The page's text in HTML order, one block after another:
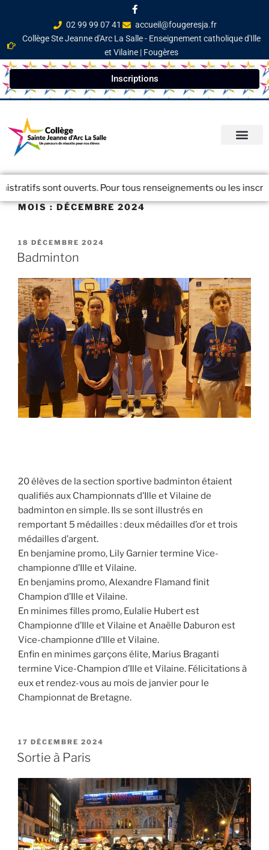
02 99 99 07 41
accueil@fougeresja.fr
Collège Ste Jeanne d'Arc La Salle - Enseignement catholique d'Ille
et Vilaine | Fougères
Inscriptions
sont ouverts. Pour tous renseignements ou les
MOIS :DÉCEMBRE 2024
18 DÉCEMBRE 2024
Badminton
20 élèves de la section sportive badminton étaient
qualifiés aux Championnats d’Ille et Vilaine de
badminton en simple. Ils se sont illustrés en
remportant 5 médailles : deux médailles d’or et trois
médailles d’argent.
En benjamine promo, Lily Garnier termine Vice-
championne d’Ille et Vilaine.
En benjamins promo, Alexandre Flamand finit
Champion d’Ille et Vilaine.
En minimes filles promo, Eulalie Hubert est
Championne d’Ille et Vilaine et Anaëlle Daburon est
Vice-championne d’Ille et Vilaine.
Enfin en minimes garçons élite, Marius Braganti
termine Vice-Champion d’Ille et Vilaine. Félicitations à
eux et rendez-vous au mois de janvier pour le
Championnat de Bretagne.
17 DÉCEMBRE 2024
Sortie à Paris